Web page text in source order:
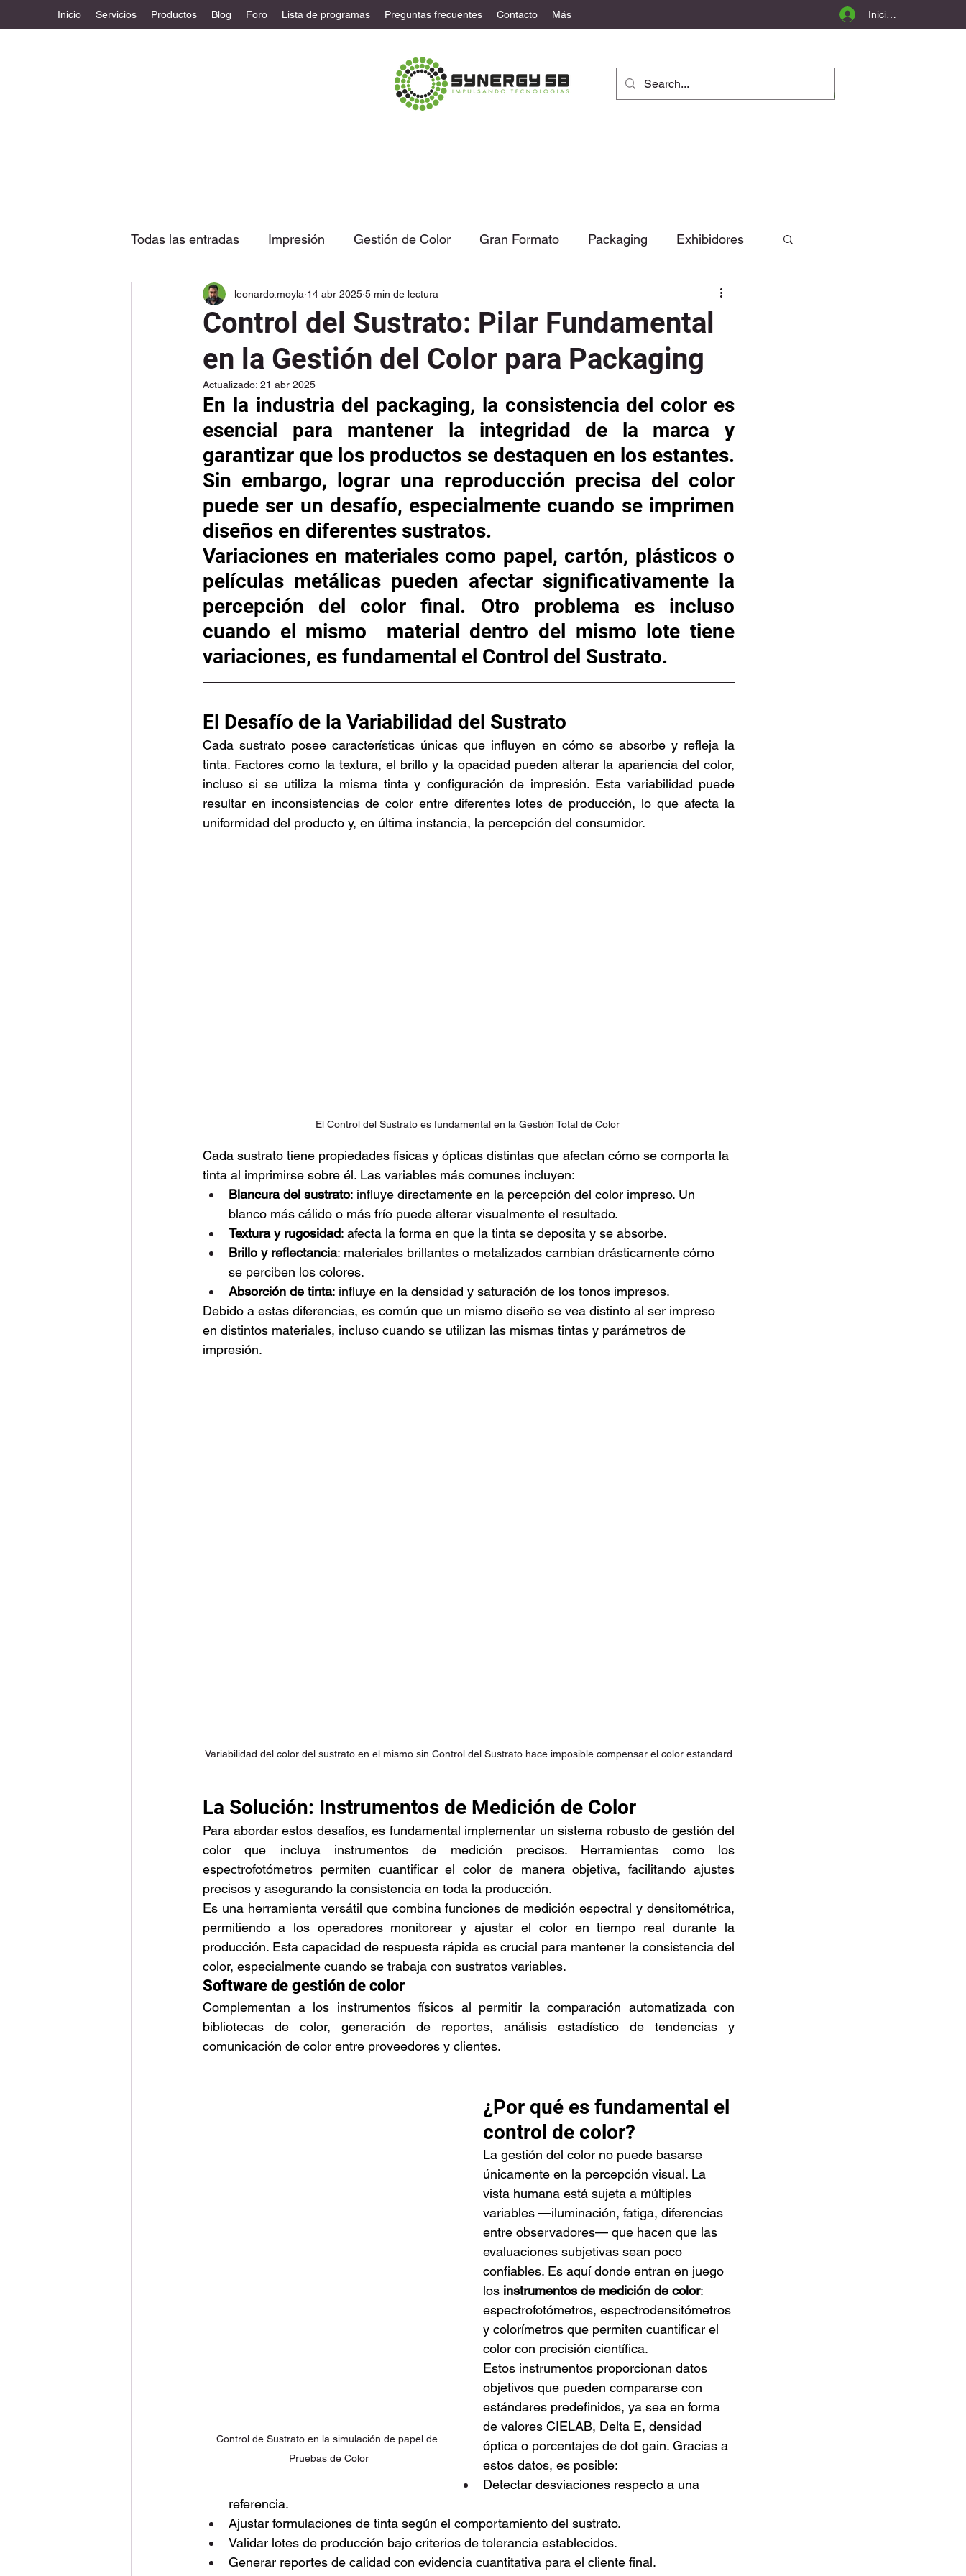
Inicio Servicios Productos Blog Foro Lista de programas Preguntas frecuentes Contacto Más Iniciar sesión
Todas las entradas Impresión Gestión de Color Gran Formato Packaging Exhibidores
Etiquetas Diseño estructural Automatización
Control del Sustrato: Pilar Fundamental
en la Gestión del Color para Packaging
leonardo.moyla 14 abr 2025 5 min de lectura
Actualizado: 21 abr 2025
En la industria del packaging, la consistencia del color es
esencial para mantener la integridad de la marca y
garantizar que los productos se destaquen en los estantes.
Sin embargo, lograr una reproducción precisa del color
puede ser un desafío, especialmente cuando se imprimen
diseños en diferentes sustratos.
Variaciones en materiales como papel, cartón, plásticos o
películas metálicas pueden afectar significativamente la
percepción del color final. Otro problema es incluso
cuando el mismo  material dentro del mismo lote tiene
variaciones, es fundamental el Control del Sustrato.
El Desafío de la Variabilidad del Sustrato
Cada sustrato posee características únicas que influyen en cómo se absorbe y refleja la
tinta. Factores como la textura, el brillo y la opacidad pueden alterar la apariencia del color,
incluso si se utiliza la misma tinta y configuración de impresión. Esta variabilidad puede
resultar en inconsistencias de color entre diferentes lotes de producción, lo que afecta la
uniformidad del producto y, en última instancia, la percepción del consumidor.
El Control del Sustrato es fundamental en la Gestión Total de Color
Cada sustrato tiene propiedades físicas y ópticas distintas que afectan cómo se comporta la
tinta al imprimirse sobre él. Las variables más comunes incluyen:
Blancura del sustrato: influye directamente en la percepción del color impreso. Un
blanco más cálido o más frío puede alterar visualmente el resultado.
Textura y rugosidad: afecta la forma en que la tinta se deposita y se absorbe.
Brillo y reflectancia: materiales brillantes o metalizados cambian drásticamente cómo
se perciben los colores.
Absorción de tinta: influye en la densidad y saturación de los tonos impresos.
Debido a estas diferencias, es común que un mismo diseño se vea distinto al ser impreso
en distintos materiales, incluso cuando se utilizan las mismas tintas y parámetros de
impresión.
Variabilidad del color del sustrato en el mismo sin Control del Sustrato hace imposible compensar el color estandard
La Solución: Instrumentos de Medición de Color
Para abordar estos desafíos, es fundamental implementar un sistema robusto de gestión del
color que incluya instrumentos de medición precisos. Herramientas como los
espectrofotómetros permiten cuantificar el color de manera objetiva, facilitando ajustes
precisos y asegurando la consistencia en toda la producción.
Es una herramienta versátil que combina funciones de medición espectral y densitométrica,
permitiendo a los operadores monitorear y ajustar el color en tiempo real durante la
producción. Esta capacidad de respuesta rápida es crucial para mantener la consistencia del
color, especialmente cuando se trabaja con sustratos variables.
Software de gestión de color
Complementan a los instrumentos físicos al permitir la comparación automatizada con
bibliotecas de color, generación de reportes, análisis estadístico de tendencias y
comunicación de color entre proveedores y clientes.
Control de Sustrato en la simulación de papel de
Pruebas de Color
¿Por qué es fundamental el
control de color?
La gestión del color no puede basarse
únicamente en la percepción visual. La
vista humana está sujeta a múltiples
variables —iluminación, fatiga, diferencias
entre observadores— que hacen que las
evaluaciones subjetivas sean poco
confiables. Es aquí donde entran en juego
los instrumentos de medición de color:
espectrofotómetros, espectrodensitómetros
y colorímetros que permiten cuantificar el
color con precisión científica.
Estos instrumentos proporcionan datos
objetivos que pueden compararse con
estándares predefinidos, ya sea en forma
de valores CIELAB, Delta E, densidad
óptica o porcentajes de dot gain. Gracias a
estos datos, es posible:
Detectar desviaciones respecto a una
referencia.
Ajustar formulaciones de tinta según el comportamiento del sustrato.
Validar lotes de producción bajo criterios de tolerancia establecidos.
Generar reportes de calidad con evidencia cuantitativa para el cliente final.